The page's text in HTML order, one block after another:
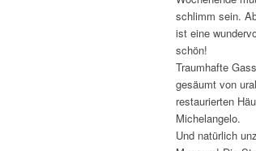
schlimm sein.
ist eine
schön!
Traumhafte
gesäumt von
restaurierten
Michelangelo.
Und natürlich